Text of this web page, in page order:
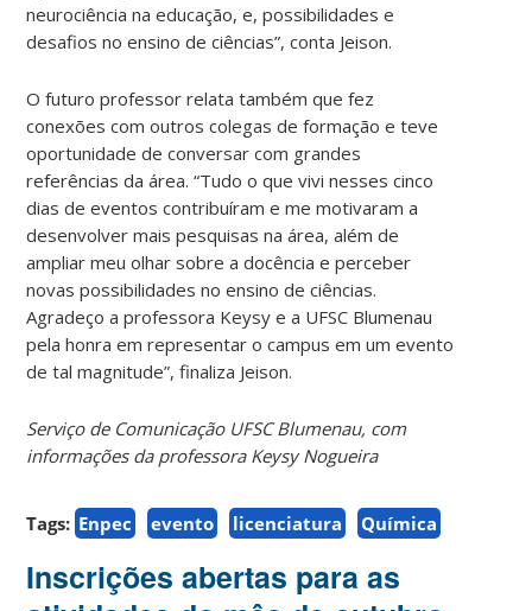
neurociência na educação, e, possibilidades e
desafios no ensino de ciências”, conta Jeison.
O futuro professor relata também que fez
conexões com outros colegas de formação e teve
oportunidade de conversar com grandes
referências da área. “Tudo o que vivi nesses cinco
dias de eventos contribuíram e me motivaram a
desenvolver mais pesquisas na área, além de
ampliar meu olhar sobre a docência e perceber
novas possibilidades no ensino de ciências.
Agradeço a professora Keysy e a UFSC Blumenau
pela honra em representar o campus em um evento
de tal magnitude”, finaliza Jeison.
Serviço de Comunicação UFSC Blumenau, com
informações da professora Keysy Nogueira
Tags: Enpec evento licenciatura Química
Inscrições abertas para as